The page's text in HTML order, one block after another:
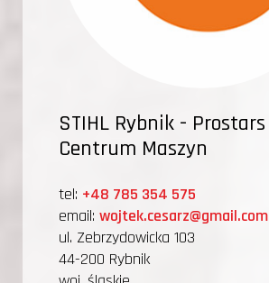
STIHL Rybnik - Prostars
Centrum Maszyn
tel: +48 785 354 575
email: wojtek.cesarz@gmail.com
ul. Zebrzydowicka 103
44-200 Rybnik